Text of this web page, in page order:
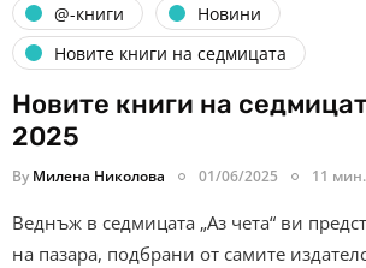
@-книги
Новини
Новите книги на седмицата
Новите книги на
2025
By Милена Николова 01/06/2025 11 мин.
Веднъж в седмицата „Аз чета“ ви
на пазара, подбрани от самите